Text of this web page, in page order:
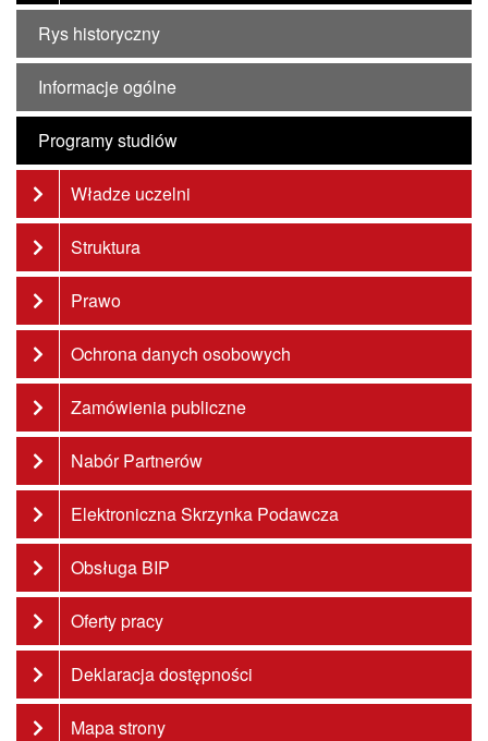
Rys historyczny
Informacje ogólne
Programy studiów
Władze uczelni
Struktura
Prawo
Ochrona danych osobowych
Zamówienia publiczne
Nabór Partnerów
Elektroniczna Skrzynka Podawcza
Obsługa BIP
Oferty pracy
Deklaracja dostępności
Mapa strony